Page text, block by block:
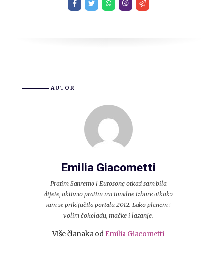
AUTOR
Emilia Giacometti
Pratim Sanremo i Eurosong otkad sam bila
dijete, aktivno pratim nacionalne izbore otkako
sam se priključila portalu 2012. Lako planem i
volim čokoladu, mačke i lazanje.
Više članaka od Emilia Giacometti